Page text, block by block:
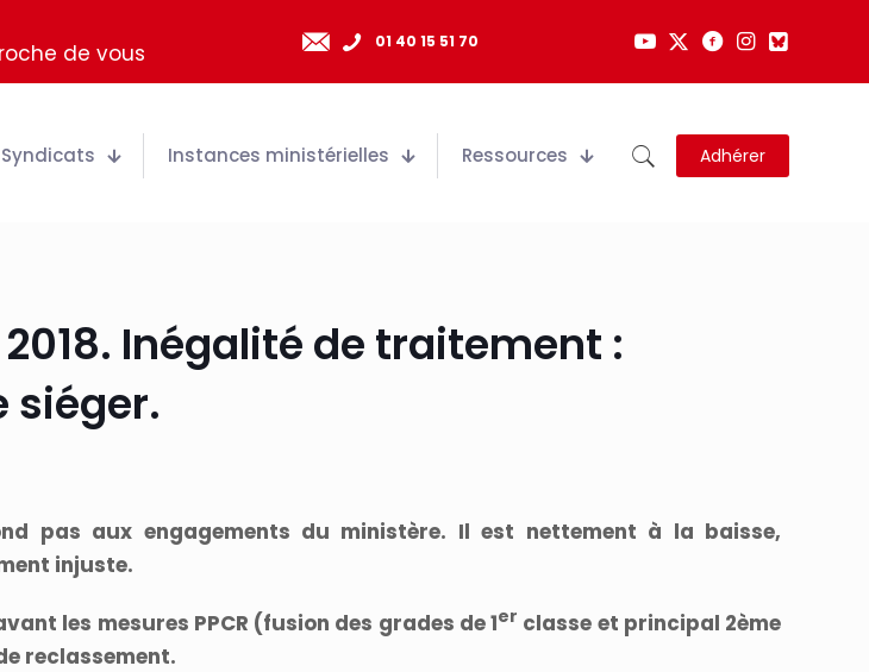
de vous
01 40 15 51 70
Syndicats Instances ministérielles Ressources Adhérer
2018. Inégalité de traitement :
siéger.
pas aux engagements du ministère. Il est nettement à la baisse,
injuste.
les mesures PPCR (fusion des grades de 1er classe et principal 2ème
reclassement.